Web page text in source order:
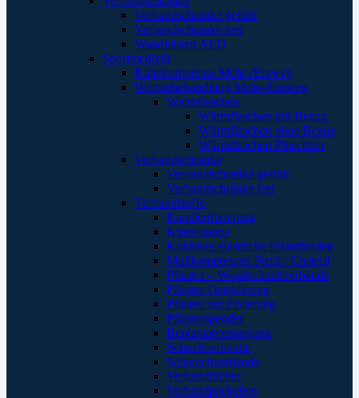
Verbandschränke gefüllt
Verbandschränke leer
Wandkästen AED
Sportmedizin
Kältekompresse Mehr-/Einweg
Wärmebehandlung Mehr-/Einweg
Wärmflaschen
Wärmflaschen mit Bezug
Wärmflaschen ohne Bezug
Wärmflaschen Plüschtier
Verbandschränke
Verbandschränke gefüllt
Verbandschränke leer
Verbandstoffe
Kanülenfixierung
Kinesoptape
Kohäsive elastische Fixierbinden
Mullkompressen Steril / Unsteril
Pflaster – Wundschnellverbände
Pflaster Detektierbar
Pflaster zur Fixierung
Pflasterspender
Replantatversorgung
Schnellverbände
Schlauchverbände
Verbandtücher
Verbandpäckchen